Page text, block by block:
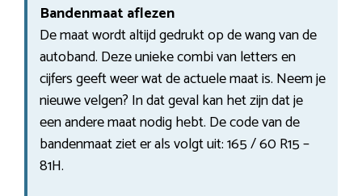
Bandenmaat aflezen
De maat wordt altijd gedrukt op de wang van de
autoband. Deze unieke combi van letters en
cijfers geeft weer wat de actuele maat is. Neem je
nieuwe velgen? In dat geval kan het zijn dat je
een andere maat nodig hebt. De code van de
bandenmaat ziet er als volgt uit: 165 / 60 R15 –
81H.